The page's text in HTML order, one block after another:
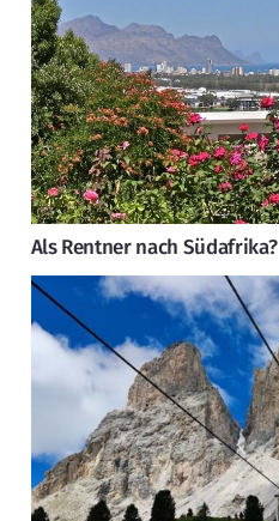
Als Rentner nach Südafrika?